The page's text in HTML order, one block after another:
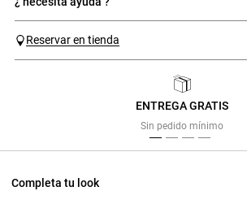
Reservar en tienda
ENTREGA GRATIS
Sin pedido mínimo
Completa tu look